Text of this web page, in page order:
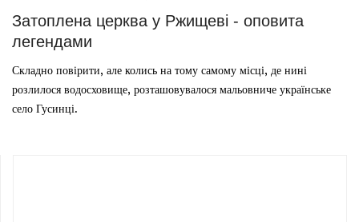
Затоплена церква у Ржищеві - оповита
легендами
Складно повірити, але колись на тому самому місці, де нині
розлилося водосховище, розташовувалося мальовниче українське
село Гусинці.